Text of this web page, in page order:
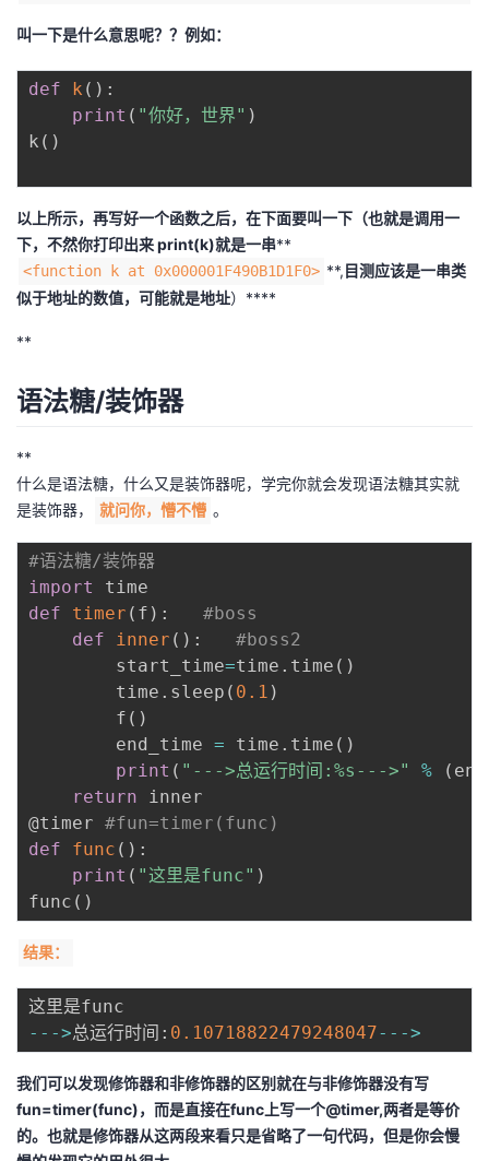
叫一下是什么意思呢？？例如：
def k ( ) :
print ( "你好，世界" )
k ( )
以上所示，再写好一个函数之后，在下面要叫一下（也就是调用一
下，不然你打印出来 print(k)就是一串**
<function k at 0x000001F490B1D1F0> **,目测应该是一串类
似于地址的数值，可能就是地址）****
**
语法糖/装饰器
**
什么是语法糖，什么又是装饰器呢，学完你就会发现语法糖其实就
是装饰器，
就问你，懵不懵 。
#语法糖/装饰器
import
def
timer ( f ) :
#boss
def
inner ( ) :
#boss2
        start_time
=time . time ( )
        time
. sleep ( 0.1 )
        f
( )
        end_time
= time . time ( )
print ( "--->总运行时间:%s--->" % (
return
@timer #fun=timer(func)
def
func ( ) :
print ( "这里是func" )
func ( )
结果：
- - ->总运行时间 : 0.10718822479248047- - ->
我们可以发现修饰器和非修饰器的区别就在与非修饰器没有写
fun=timer(func)，而是直接在func上写一个@timer,两者是等价
的。也就是修饰器从这两段来看只是省略了一句代码，但是你会慢